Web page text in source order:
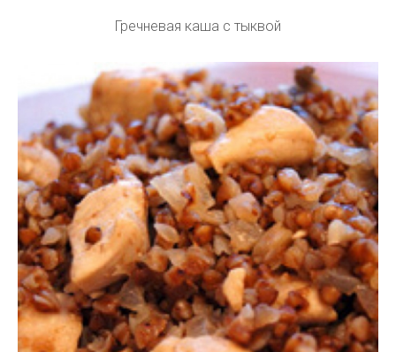
Гречневая каша с тыквой